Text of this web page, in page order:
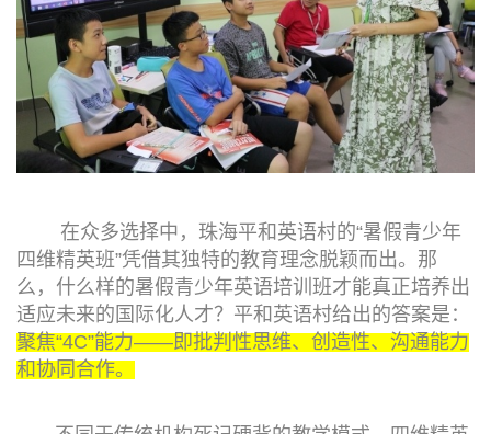
在众多选择中，珠海平和英语村的“暑假青少年
四维精英班”凭借其独特的教育理念脱颖而出。那
么，什么样的暑假青少年英语培训班才能真正培养出
适应未来的国际化人才？平和英语村给出的答案是：
聚焦“4C”能力——即批判性思维、创造性、沟通能力
和协同合作。